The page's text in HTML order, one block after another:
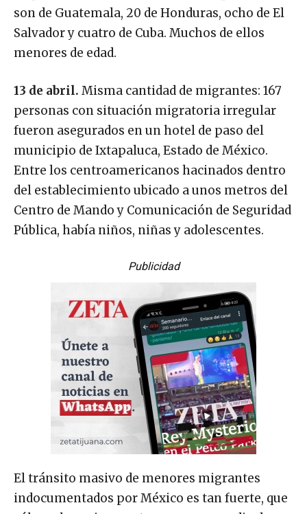
son de Guatemala, 20 de Honduras, ocho de El
Salvador y cuatro de Cuba. Muchos de ellos
menores de edad.
13 de abril. Misma cantidad de migrantes: 167
personas con situación migratoria irregular
fueron asegurados en un hotel de paso del
municipio de Ixtapaluca, Estado de México.
Entre los centroamericanos hacinados dentro
del establecimiento ubicado a unos metros del
Centro de Mando y Comunicación de Seguridad
Pública, había niños, niñas y adolescentes.
Publicidad
El tránsito masivo de menores migrantes
indocumentados por México es tan fuerte, que